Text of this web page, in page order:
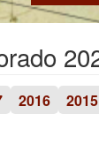
2016 2015